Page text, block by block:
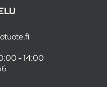
- 14:00